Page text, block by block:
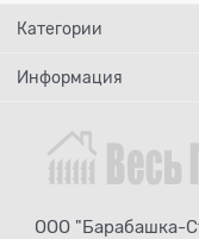
Категории
Информация
ООО "Барабашка-